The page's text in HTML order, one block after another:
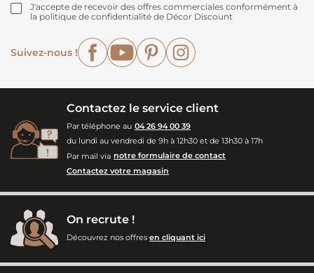
J'accepte de recevoir des offres commerciales conformément à
la politique de confidentialité de Décor Discount
Suivez-nous !
FacebookYouTubePinterest
Contactez le service client
Par téléphone au 04 26 94 00 39
du lundi au vendredi de 9h à 12h30 et de 13h30 à 17h
Par mail via notre formulaire de contact
Contactez votre magasin
On recrute !
Découvrez nos offres en cliquant ici